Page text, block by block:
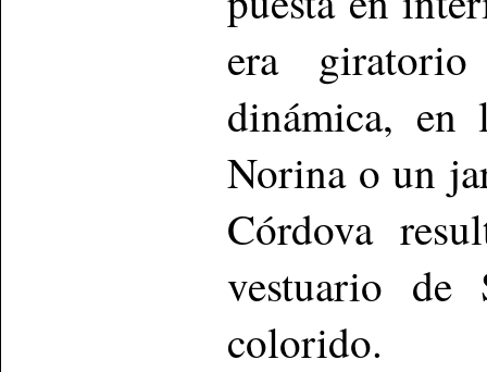
era
dinámica, en
Norina o un
Córdova
vestuario
colorido.